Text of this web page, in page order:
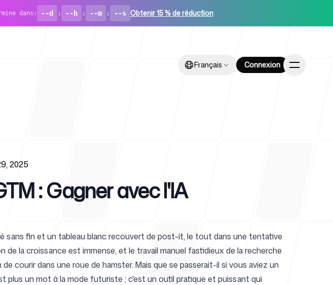
dans : --d : --h : --m : --s Obtenir 15 % de réduction
Français Connexion
Français Connexion
Centre d'aide
2025
: Gagner avec l'IA
sans fin et un tableau blanc recouvert de post-it, le tout dans une tentative
la croissance est immense, et le travail manuel fastidieux de la recherche
courir dans une roue de hamster. Mais que se passerait-il si vous aviez un
plus un mot à la mode futuriste ; c'est un outil pratique et puissant qui